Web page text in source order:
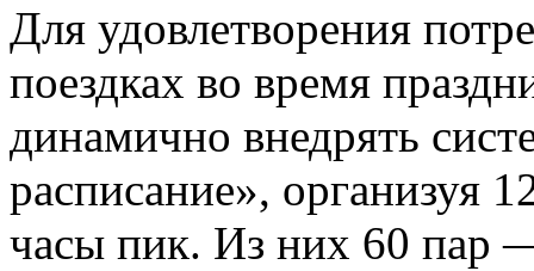
Для удовлетворения
поездках во время
динамично внедрять
расписание», организуя
часы пик. Из них 60 пар